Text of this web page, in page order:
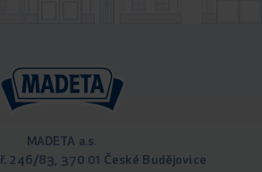
MADETA a.s.
246/83, 370 01 České Budějovice